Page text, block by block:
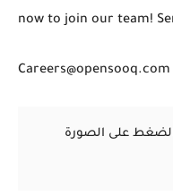
now to join our team!
Careers@opensooq.com
على الصورة